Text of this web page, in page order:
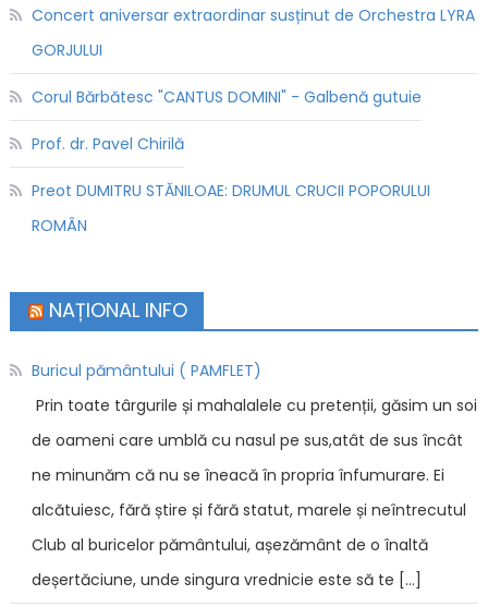
Concert aniversar extraordinar susținut de Orchestra LYRA
GORJULUI
Corul Bărbătesc "CANTUS DOMINI" - Galbenă gutuie
Prof. dr. Pavel Chirilă
Preot DUMITRU STĂNILOAE: DRUMUL CRUCII POPORULUI
ROMÂN
NAȚIONAL INFO
Buricul pământului ( PAMFLET)
Prin toate târgurile și mahalalele cu pretenții, găsim un soi
de oameni care umblă cu nasul pe sus,atât de sus încât
ne minunăm că nu se îneacă în propria înfumurare. Ei
alcătuiesc, fără știre și fără statut, marele și neîntrecutul
Club al buricelor pământului, așezământ de o înaltă
deșertăciune, unde singura vrednicie este să te […]